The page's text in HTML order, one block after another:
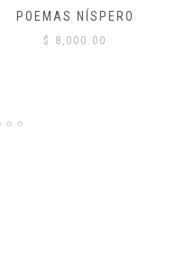
POEMAS NÍSPERO
$ 8,000.00